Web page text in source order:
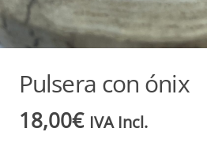
Pulsera con ónix
18,00€ IVA Incl.